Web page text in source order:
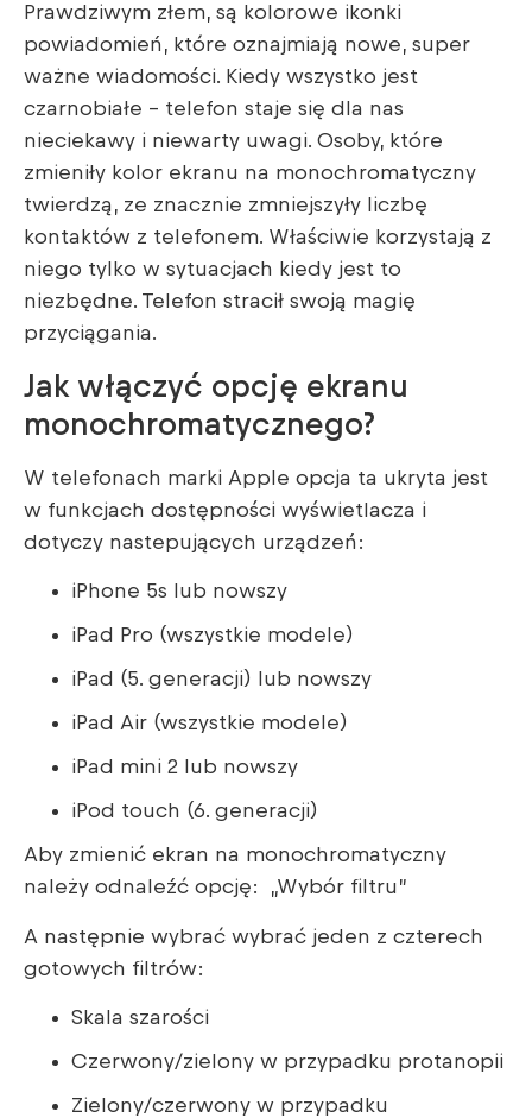
Prawdziwym złem, są kolorowe ikonki
powiadomień, które oznajmiają nowe, super
ważne wiadomości. Kiedy wszystko jest
czarnobiałe – telefon staje się dla nas
nieciekawy i niewarty uwagi. Osoby, które
zmieniły kolor ekranu na monochromatyczny
twierdzą, ze znacznie zmniejszyły liczbę
kontaktów z telefonem. Właściwie korzystają z
niego tylko w sytuacjach kiedy jest to
niezbędne. Telefon stracił swoją magię
przyciągania.
Jak włączyć opcję ekranu
monochromatycznego?
W telefonach marki Apple opcja ta ukryta jest
w funkcjach dostępności wyświetlacza i
dotyczy nastepujących urządzeń:
iPhone 5s lub nowszy
iPad Pro (wszystkie modele)
iPad (5. generacji) lub nowszy
iPad Air (wszystkie modele)
iPad mini 2 lub nowszy
iPod touch (6. generacji)
Aby zmienić ekran na monochromatyczny
należy odnaleźć opcję: „Wybór filtru”
A następnie wybrać wybrać jeden z czterech
gotowych filtrów:
Skala szarości
Czerwony/zielony w przypadku protanopii
Zielony/czerwony w przypadku